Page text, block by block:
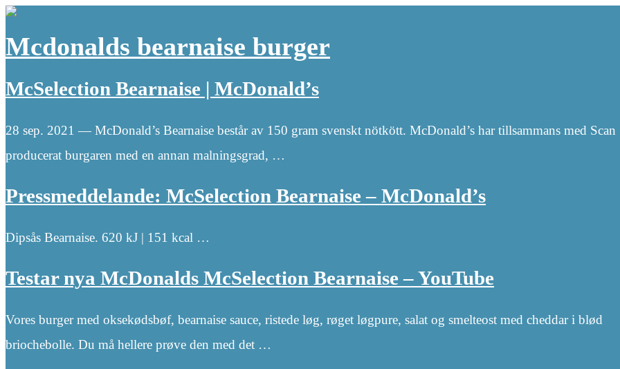
Mcdonalds bearnaise burger
McSelection Bearnaise | McDonald’s
28 sep. 2021 — McDonald’s Bearnaise består av 150 gram svenskt nötkött. McDonald’s har tillsammans med Scan
producerat burgaren med en annan malningsgrad, …
Pressmeddelande: McSelection Bearnaise – McDonald’s
Dipsås Bearnaise. 620 kJ | 151 kcal …
Testar nya McDonalds McSelection Bearnaise – YouTube
Vores burger med oksekødsbøf, bearnaise sauce, ristede løg, røget løgpure, salat og smelteost med cheddar i blød
briochebolle. Du må hellere prøve den med det …